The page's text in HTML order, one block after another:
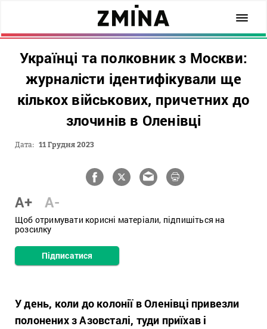
Українці та полковник з Москви:
журналісти ідентифікували ще
кількох військових, причетних до
злочинів в Оленівці
Дата: 11 Грудня 2023
A+ A-
Щоб отримувати корисні матеріали, підпишіться на
розсилку
Підписатися
У день, коли до колонії в Оленівці привезли
полонених з Азовсталі, туди приїхав і